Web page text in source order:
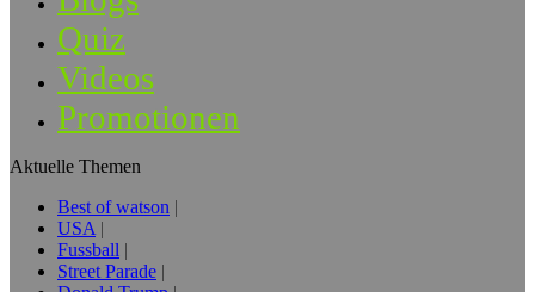
Quiz
Videos
Promotionen
Aktuelle Themen
Best of watson
USA
Fussball
Street Parade